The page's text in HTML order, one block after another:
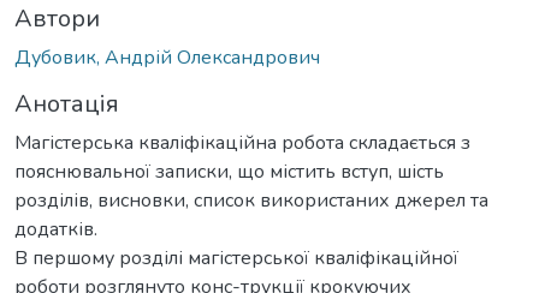
Автори
Дубовик, Андрій Олександрович
Анотація
Магістерська кваліфікаційна робота складається з
пояснювальної записки, що містить вступ, шість
розділів, висновки, список використаних джерел та
додатків.
В першому розділі магістерської кваліфікаційної
роботи розглянуто конс-трукції крокуючих